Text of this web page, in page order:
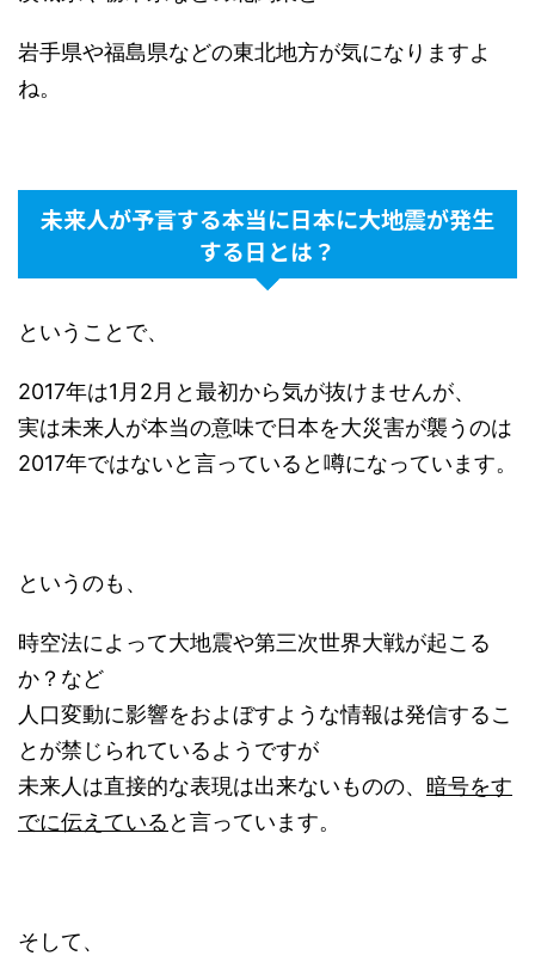
岩手県や福島県などの東北地方が気になりますよ
ね。
未来人が予言する本当に日本に大地震が発生
する日とは？
ということで、
2017年は1月2月と最初から気が抜けませんが、
実は未来人が本当の意味で日本を大災害が襲うのは
2017年ではないと言っていると噂になっています。
というのも、
時空法によって大地震や第三次世界大戦が起こる
か？など
人口変動に影響をおよぼすような情報は発信するこ
とが禁じられているようですが
未来人は直接的な表現は出来ないものの、 暗号をす
でに伝えている と言っています。
そして、